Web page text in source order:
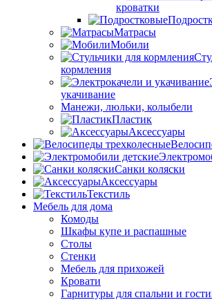
кроватки
Матрасы
Мобили
кормления
укачивание
Манежи, люльки, колыбели
Пластик
Аксессуары
Санки коляски
Аксессуары
Текстиль
Мебель для дома
Комоды
Шкафы купе и распашные
Столы
Стенки
Мебель для прихожей
Кровати
Гарнитуры для спальни и